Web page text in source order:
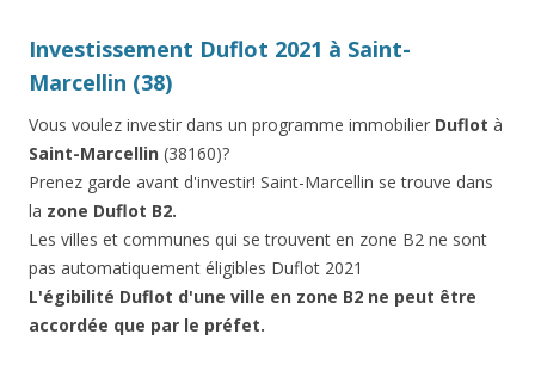
Investissement Duflot 2021 à Saint-
Marcellin (38)
Vous voulez investir dans un programme immobilier Duflot à
Saint-Marcellin (38160)?
Prenez garde avant d'investir! Saint-Marcellin se trouve dans
la zone Duflot B2.
Les villes et communes qui se trouvent en zone B2 ne sont
pas automatiquement éligibles Duflot 2021
L'égibilité Duflot d'une ville en zone B2 ne peut être
accordée que par le préfet.